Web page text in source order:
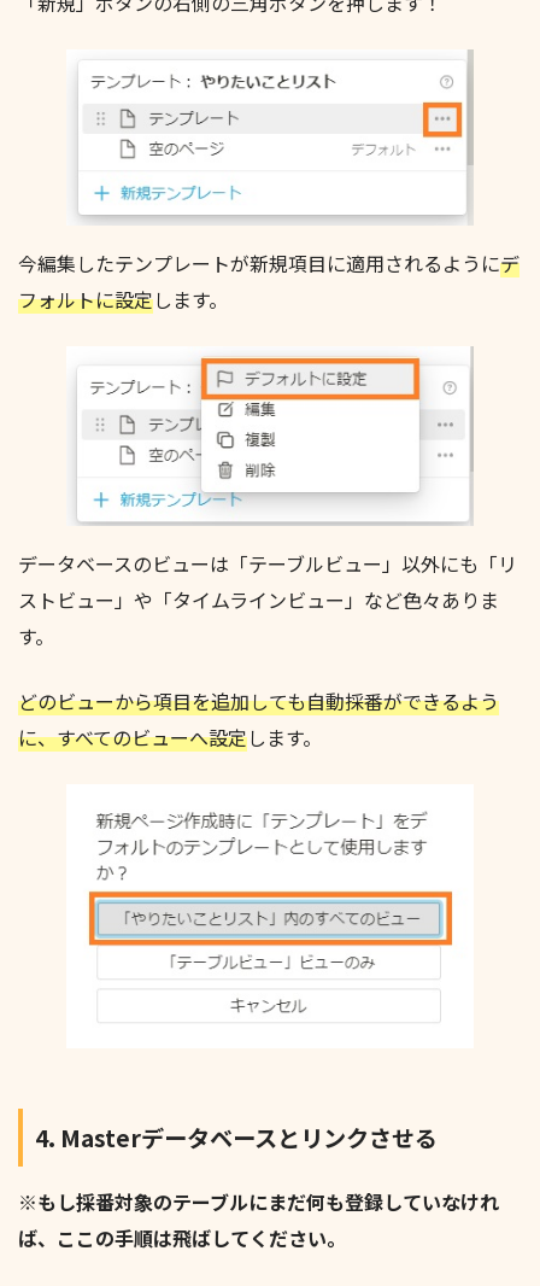
今編集したテンプレートが新規項目に適用されるようにデ
フォルトに設定します。
データベースのビューは「テーブルビュー」以外にも「リ
ストビュー」や「タイムラインビュー」など色々ありま
す。
どのビューから項目を追加しても自動採番ができるよう
に、すべてのビューへ設定します。
4. Masterデータベースとリンクさせる
※もし採番対象のテーブルにまだ何も登録していなけれ
ば、ここの手順は飛ばしてください。